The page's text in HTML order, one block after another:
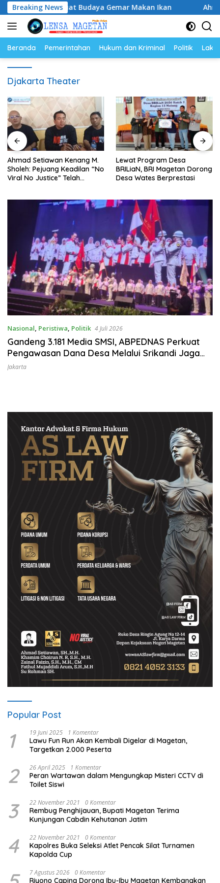
Langsung
ke
konten
Breaking News
Perkuat Budaya Gemar Makan Ikan Ahmad
Beranda Pemerintahan Hukum dan Kriminal Politik
Djakarta Theater
Ahmad Setiawan Kenang M.
Sholeh: Pejuang Keadilan “No
Viral No Justice” Telah
Lewat Program Desa
BRILiaN, BRI Magetan Dorong
Desa Wates Berprestasi
Nasional, Peristiwa, Politik 4 Juli 2026
Gandeng 3.181 Media SMSI, ABPEDNAS Perkuat
Pengawasan Dana Desa Melalui Srikandi Jaga
Desa
Jakarta
Popular Post
1 19 Juni 2025 1 Komentar
Lawu Fun Run Akan Kembali Digelar di Magetan,
Targetkan 2.000 Peserta
2 26 April 2025 1 Komentar
Peran Wartawan dalam Mengungkap Misteri CCTV di
Toilet Siswi
3 22 November 2021 0 Komentar
Rembug Penghijauan, Bupati Magetan Terima
Kunjungan Cabdin Kehutanan Jatim
4 22 November 2021 0 Komentar
Kapolres Buka Seleksi Atlet Pencak Silat Turnamen
Kapolda Cup
7 Agustus 2026 0 Komentar
Riyono Caping Dorong Ibu-Ibu Magetan Kembangkan